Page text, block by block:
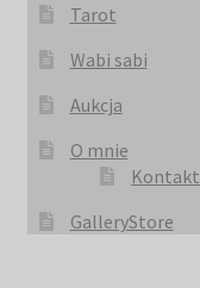
Tarot
Wabi sabi
Aukcja
O mnie
Kontakt
GalleryStore